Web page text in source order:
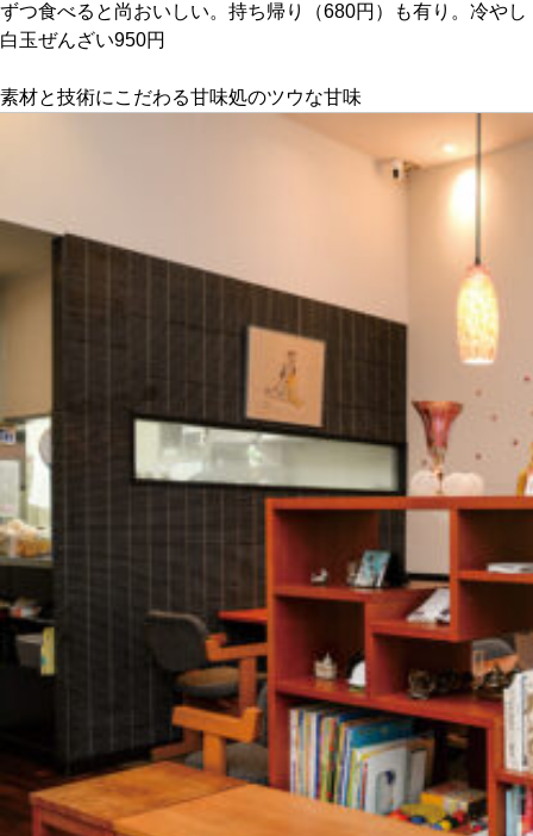
今月の京みやげ
京都の書店
CULTURE
おすすめの展覧会
おすすめの映画
誠光社で選びました。
紹介します。
おすすめのイベント
ずつ食べると尚おいしい。持ち帰り（680円）も有り。冷やし
白玉ぜんざい950円
素材と技術にこだわる甘味処のツウな甘味